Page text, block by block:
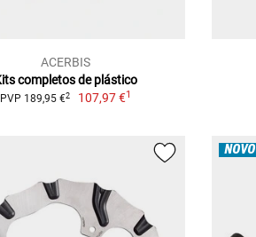
ACERBIS
completos de plástico
PVP 189,95 €2 107,97 €1
NOVO